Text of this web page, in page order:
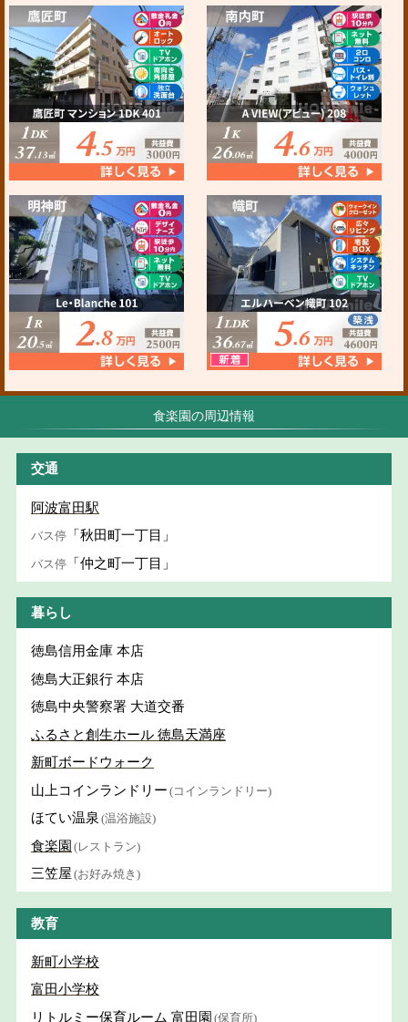
食楽園の周辺情報
交通
阿波富田駅
バス停 「秋田町一丁目」
バス停 「仲之町一丁目」
暮らし
徳島信用金庫 本店
徳島大正銀行 本店
徳島中央警察署 大道交番
ふるさと創生ホール 徳島天満座
新町ボードウォーク
山上コインランドリー (コインランドリー)
ほてい温泉 (温浴施設)
食楽園 (レストラン)
三笠屋 (お好み焼き)
教育
新町小学校
富田小学校
リトルミー保育ルーム 富田園 (保育所)